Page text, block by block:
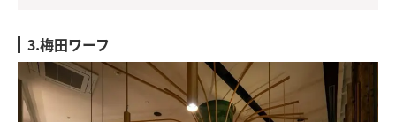
3.梅田ワーフ